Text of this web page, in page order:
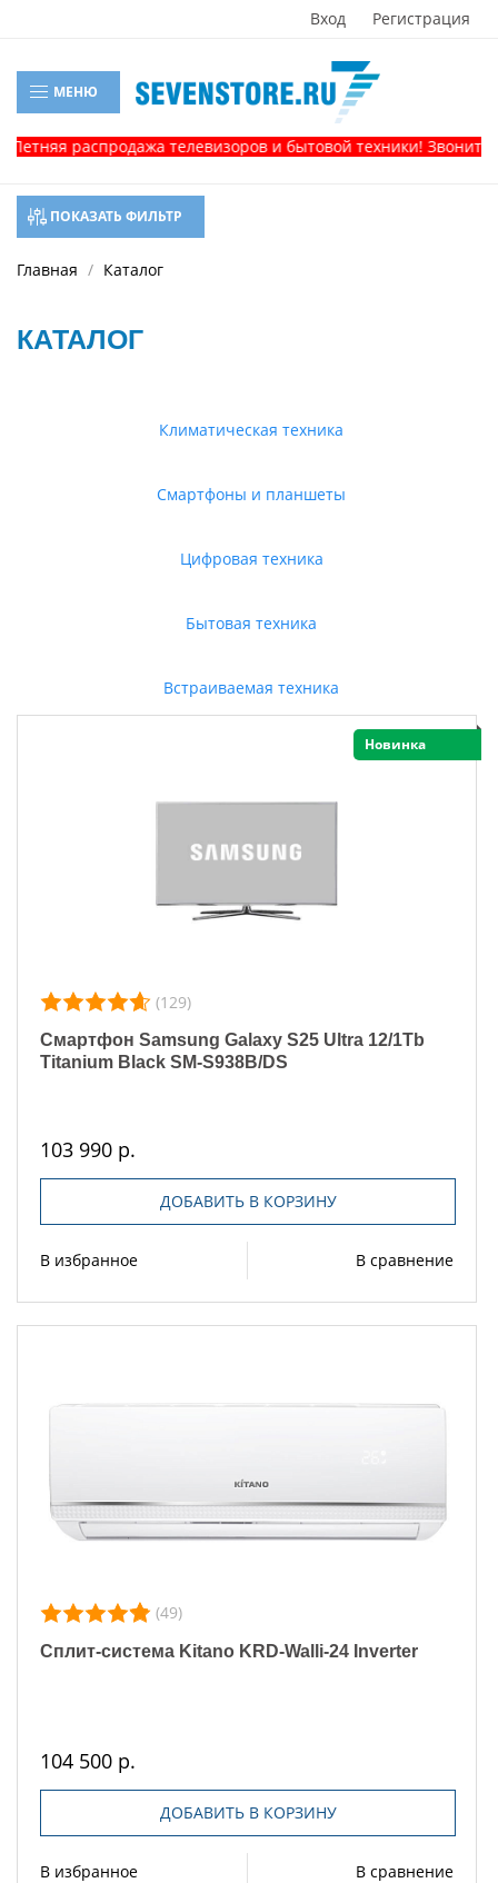
Вход Регистрация
МЕНЮ
распродажа телевизоров и бытовой техники! Звоните, и
ПОКАЗАТЬ ФИЛЬТР
Главная Каталог
КАТАЛОГ
Климатическая техника
Смартфоны и планшеты
Цифровая техника
Бытовая техника
Встраиваемая техника
Новинка
(129)
Смартфон Samsung Galaxy S25 Ultra 12/1Tb
Titanium Black SM-S938B/DS
103 990 р.
ДОБАВИТЬ В КОРЗИНУ
В избранное В сравнение
(49)
Сплит-система Kitano KRD-Walli-24 Inverter
104 500 р.
ДОБАВИТЬ В КОРЗИНУ
В избранное В сравнение